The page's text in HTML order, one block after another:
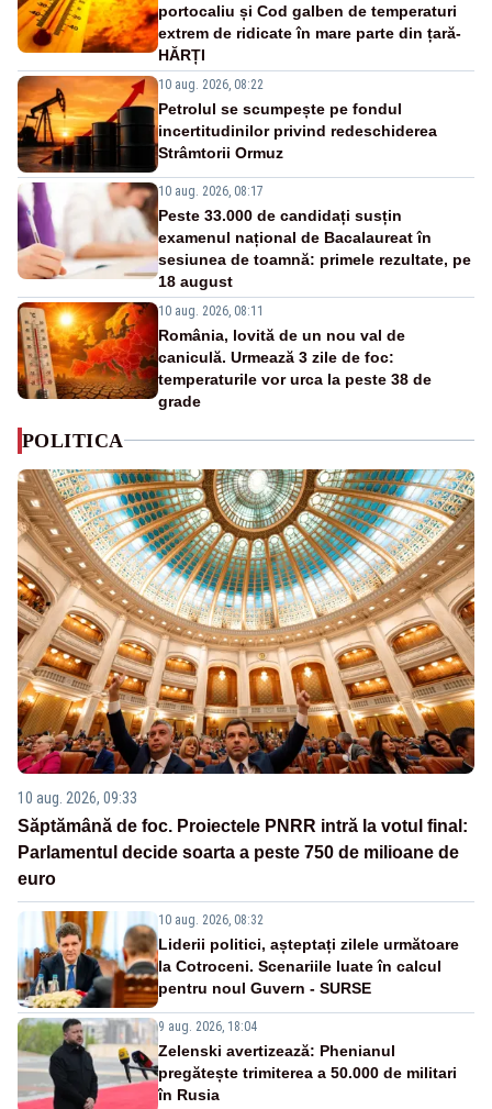
portocaliu și Cod galben de temperaturi
extrem de ridicate în mare parte din țară-
HĂRȚI
10 aug. 2026, 08:22
Petrolul se scumpește pe fondul
incertitudinilor privind redeschiderea
Strâmtorii Ormuz
10 aug. 2026, 08:17
Peste 33.000 de candidați susțin
examenul național de Bacalaureat în
sesiunea de toamnă: primele rezultate, pe
18 august
10 aug. 2026, 08:11
România, lovită de un nou val de
caniculă. Urmează 3 zile de foc:
temperaturile vor urca la peste 38 de
grade
POLITICA
10 aug. 2026, 09:33
Săptămână de foc. Proiectele PNRR intră la votul final:
Parlamentul decide soarta a peste 750 de milioane de
euro
10 aug. 2026, 08:32
Liderii politici, așteptați zilele următoare
la Cotroceni. Scenariile luate în calcul
pentru noul Guvern - SURSE
9 aug. 2026, 18:04
Zelenski avertizează: Phenianul
pregătește trimiterea a 50.000 de militari
în Rusia